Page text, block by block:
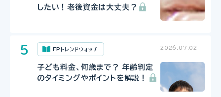
したい！老後資金は大丈夫？
FPトレンドウォッチ 2026.07.02
子ども料金、何歳まで？ 年齢判定
のタイミングやポイントを解説！